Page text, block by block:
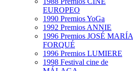
EUROPEO
1990 Premios YoGa
1992 Premios ANNIE
1996 Premios JOSÉ MARÍA
FORQUÉ
1996 Premios LUMIERE
1998 Festival cine de